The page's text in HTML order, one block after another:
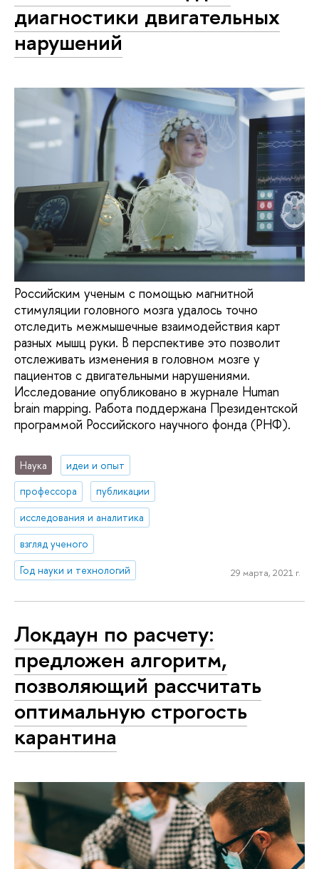
диагностики двигательных
нарушений
Российским ученым с помощью магнитной
стимуляции головного мозга удалось точно
отследить межмышечные взаимодействия карт
разных мышц руки. В перспективе это позволит
отслеживать изменения в головном мозге у
пациентов с двигательными нарушениями.
Исследование опубликовано в журнале Human
brain mapping. Работа поддержана Президентской
программой Российского научного фонда (РНФ).
Наука
идеи и опыт
профессора
публикации
исследования и аналитика
взгляд ученого
Год науки и технологий
29 марта, 2021 г.
Локдаун по расчету:
предложен алгоритм,
позволяющий рассчитать
оптимальную строгость
карантина